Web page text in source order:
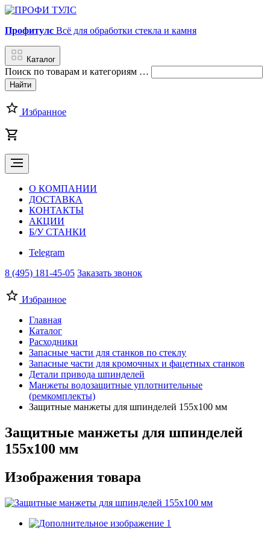
Профитулс Всё для обработки стекла и камня
Каталог
Поиск по товарам и категориям …
Найти
Избранное
О КОМПАНИИ
ДОСТАВКА
КОНТАКТЫ
АКЦИИ
Б/У СТАНКИ
Telegram
8 (495) 181-45-05 Заказать звонок
Избранное
Главная
Каталог
Расходники
Запасные части для станков по стеклу
Запасные части для кромочных и фацетных станков
Детали привода шпинделей
Манжеты водозащитные уплотнительные
(ремкомплекты)
Защитные манжеты для шпинделей 155х100 мм
Защитные манжеты для шпинделей
155х100 мм
Изображения товара